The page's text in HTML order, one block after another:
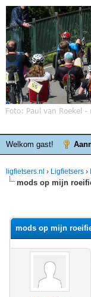
Welkom gast!
ligfietsers.nl › Ligfietsers ›
mods op mijn
mods op mijn